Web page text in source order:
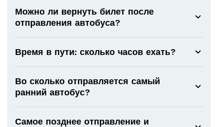
Можно ли вернуть билет после
отправления автобуса?
Время в пути: сколько часов ехать?
Во сколько отправляется самый
ранний автобус?
Самое позднее отправление и